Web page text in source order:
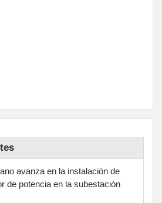
avanza en la instalación de
de potencia en la subestación